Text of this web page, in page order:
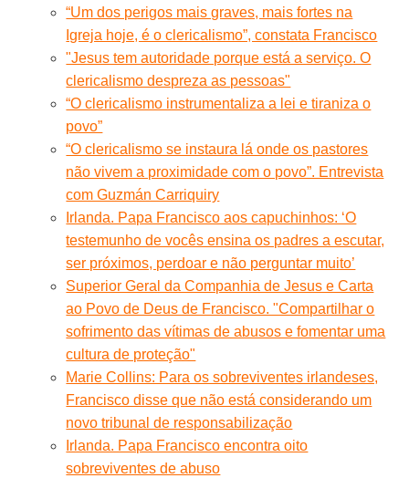
“Um dos perigos mais graves, mais fortes na
Igreja hoje, é o clericalismo”, constata Francisco
"Jesus tem autoridade porque está a serviço. O
clericalismo despreza as pessoas"
“O clericalismo instrumentaliza a lei e tiraniza o
povo”
“O clericalismo se instaura lá onde os pastores
não vivem a proximidade com o povo”. Entrevista
com Guzmán Carriquiry
Irlanda. Papa Francisco aos capuchinhos: ‘O
testemunho de vocês ensina os padres a escutar,
ser próximos, perdoar e não perguntar muito’
Superior Geral da Companhia de Jesus e Carta
ao Povo de Deus de Francisco. "Compartilhar o
sofrimento das vítimas de abusos e fomentar uma
cultura de proteção"
Marie Collins: Para os sobreviventes irlandeses,
Francisco disse que não está considerando um
novo tribunal de responsabilização
Irlanda. Papa Francisco encontra oito
sobreviventes de abuso